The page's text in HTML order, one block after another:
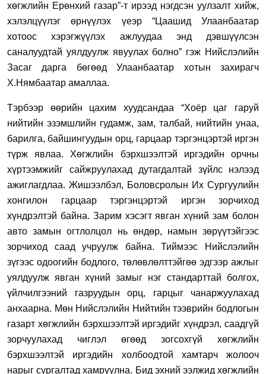
хөгжлийн Ерөнхий газар”-т ирээд нэгдсэн уулзалт хийж,
хэлэлцүүлэг өрнүүлэх үеэр “Цаашид Улаанбаатар
хотоос хэрэгжүүлэх ажлуудаа энд дэвшүүлсэн
саналуудтай уялдуулж явуулах болно” гэж Нийслэлийн
Засаг дарга бөгөөд Улаанбаатар хотын захирагч
Х.Нямбаатар амаллаа.
Тэрбээр өөрийн цахим хуудсандаа “Хоёр цаг гаруй
нийтийн эзэмшлийн гудамж, зам, талбай, нийтийн унаа,
барилга, байшингуудын орц, гарцаар тэргэнцэртэй иргэн
түрж явлаа. Хөгжлийн бэрхшээлтэй иргэдийн орчны
хүртээмжийг сайжруулахад дутагдалтай зүйлс нэлээд
ажиглагдлаа. Жишээлбэл, Боловсролын Их Сургуулийн
хонгилон гарцаар тэргэнцэртэй иргэн зорчиход
хүндрэлтэй байна. Зарим хэсэгт явган хүний зам болон
авто замын огтлолцол нь өндөр, намын зөрүүтэйгээс
зорчиход саад учруулж байна. Тиймээс Нийслэлийн
зүгээс одоогийн бодлого, төлөвлөлттэйгөө эдгээр ажлыг
уялдуулж явган хүний замыг нэг стандарттай болгох,
үйлчилгээний газруудын орц, гарцыг чанаржуулахад
анхаарна. Мөн Нийслэлийн Нийтийн тээврийн бодлогын
газарт хөгжлийн бэрхшээлтэй иргэдийг хүндрэл, саадгүй
зорчуулахад чиглэл өгөөд зогсохгүй хөгжлийн
бэрхшээлтэй иргэдийн холбоодтой хамтарч жолооч
нарыг сургалтад хамруулна. Бид эхний ээлжид хөгжлийн